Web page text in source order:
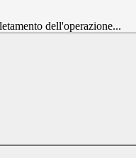
dell'operazione...